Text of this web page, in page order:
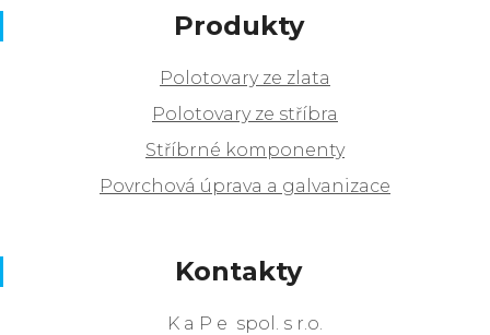
Produkty
Polotovary ze zlata
Polotovary ze stříbra
Stříbrné komponenty
Povrchová úprava a galvanizace
Kontakty
K a P e spol. s r.o.